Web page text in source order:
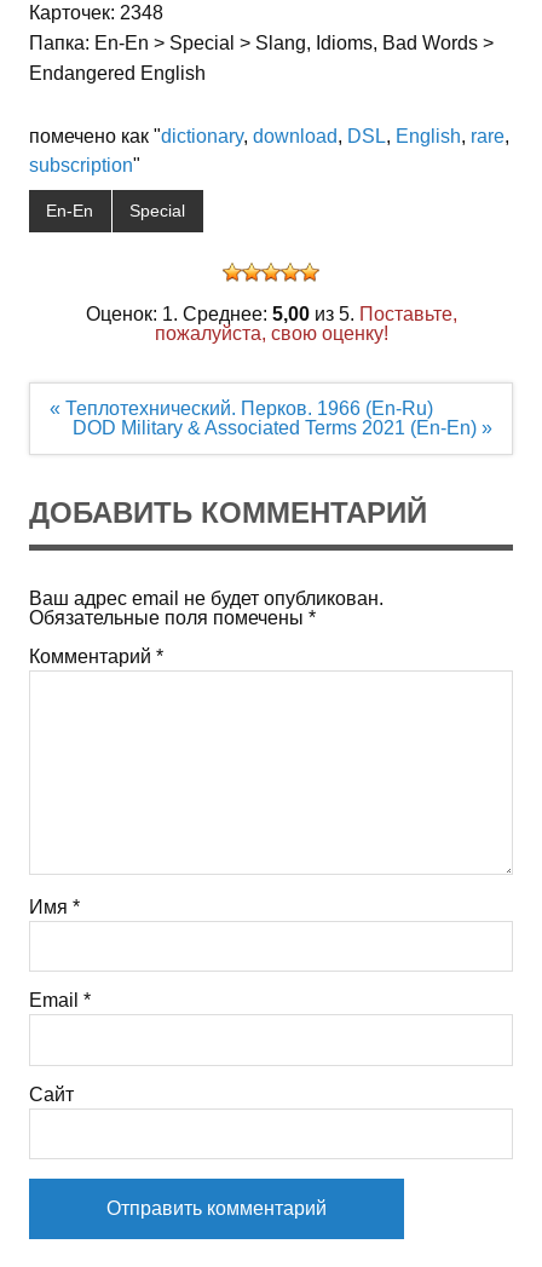
Карточек: 2348
Папка: En-En > Special > Slang, Idioms, Bad Words >
Endangered English
помечено как "dictionary, download, DSL, English, rare,
subscription"
En-En Special
Оценок: 1. Среднее: 5,00из 5. Поставьте,
пожалуйста, свою оценку!
Навигация
« Теплотехнический. Перков. 1966 (En-Ru)
DOD Military & Associated Terms 2021 (En-En) »
ДОБАВИТЬ КОММЕНТАРИЙ
Ваш адрес email не будет опубликован.
Обязательные поля помечены *
Комментарий *
Имя *
Email *
Сайт